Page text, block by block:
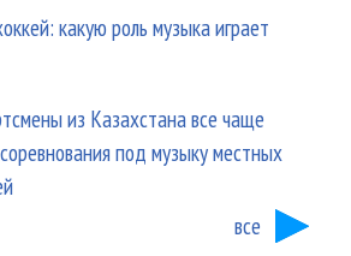
какую роль музыка играет
из Казахстана все чаще
под музыку местных
все